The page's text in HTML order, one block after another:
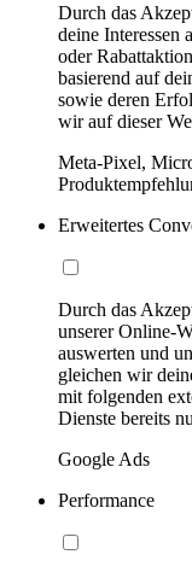
Durch das
deine Interessen
oder
basierend auf
sowie deren
wir auf dieser
Meta-Pixel,
Erweitertes
Durch das
unserer Online-
auswerten und
gleichen wir
mit folgenden
Dienste bereits
Google Ads
Performance